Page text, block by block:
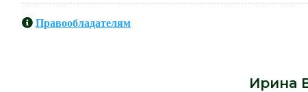
Правообладателям
Ирина